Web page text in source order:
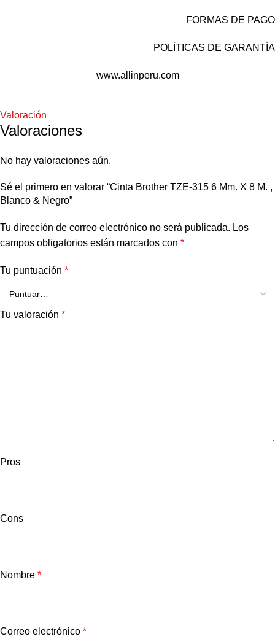
FORMAS DE PAGO
POLÍTICAS DE GARANTÍA
www.allinperu.com
Valoración
Valoraciones
No hay valoraciones aún.
Sé el primero en valorar “Cinta Brother TZE-315 6 Mm. X 8 M. ,
Blanco & Negro”
Tu dirección de correo electrónico no será publicada. Los
campos obligatorios están marcados con *
Tu puntuación *
Tu valoración *
Pros
Cons
Nombre *
Correo electrónico *